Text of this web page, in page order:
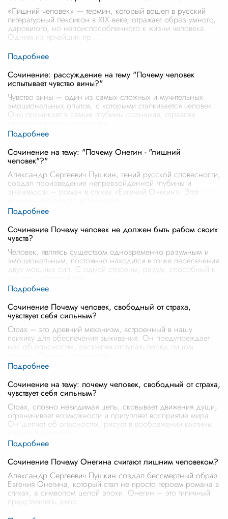
«Лишний человек» — термин, который вошел в русский
литературный лексикон в XIX веке, отражает образ умного,
даровитого, но неприспособленного к жизни человека.
Одним из ярчайших пр
Сочинение: рассуждение на тему "Почему человек
испытывает чувство вины?"
Чувство вины – один из самых сложных и мучительных
эмоциональных опытов, с которыми сталкивается человек.
Оно проникает в самые глубины сознания, отравляя
Сочинение на тему: "Почему Онегин - "лишний
человек"?"
Александр Сергеевич Пушкин, гений русской словесности,
создал произведение непревзойденной глубины и
значимости – роман в стихах «Евгений Онегин». Этот
Сочинение Почему человек не должен быть рабом своих
чувств?
Человек, являясь существом одновременно разумным и
эмоциональным, постоянно находится в точке пересечения
двух мощных сил. С одной стороны, разум, способный к
Сочинение Почему человек, свободный от страха,
чувствует себя сильным?
Страх – это древний механизм, встроенный в нашу
психику для обеспечения выживания. Он предупреждает
нас об опасностях, заставляя отступать перед лицом
Сочинение на тему: почему человек, свободный от страха,
чувствует себя сильным?
Страх, словно невидимая цепь, сковывает движения души,
ограничивает возможности и притупляет восприятие мира.
Он шепчет об опасностях, рисует в воображении картины
Сочинение Почему Онегина считают лишним человеком?
Александр Сергеевич Пушкин создал бессмертный образ
Евгения Онегина, который стал не просто героем романа в
стихах, а символом целой эпохи. Онегин – это типичный
представитель двор